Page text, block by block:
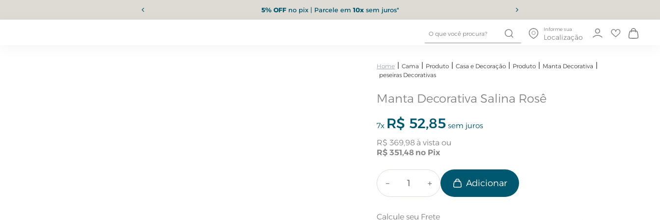
5% OFFno pix | Parcele em10xsem juros*
Informe sua
Localização
Cama Produto Casa e Decoração Produto
Manta Decorativa
peseiras Decorativas
Manta Decorativa Salina Rosê
7x R$ 52,85 sem juros
R$ 369,98
R$ 351,48
＋
－
Calcule seu Frete